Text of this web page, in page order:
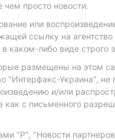
чем просто новости.
или
ссылку на
в каком-либо виде строго
размещены на этом
"Интерфакс-Украина", не
и/или
с письменного
"Р", "Новости